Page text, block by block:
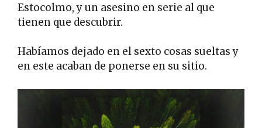
Estocolmo, y un asesino en serie al que
tienen que descubrir.
Habíamos dejado en el sexto cosas sueltas y
en este acaban de ponerse en su sitio.